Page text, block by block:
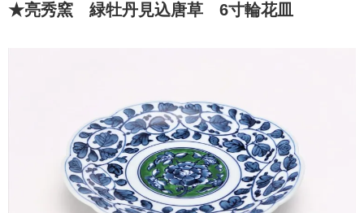
★亮秀窯 緑牡丹見込唐草 6寸輪花皿